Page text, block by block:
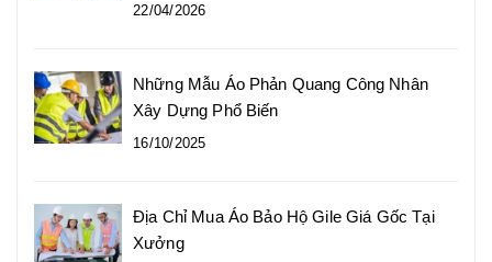
22/04/2026
Những Mẫu Áo Phản Quang Công Nhân
Xây Dựng Phổ Biến
16/10/2025
Địa Chỉ Mua Áo Bảo Hộ Gile Giá Gốc Tại
Xưởng